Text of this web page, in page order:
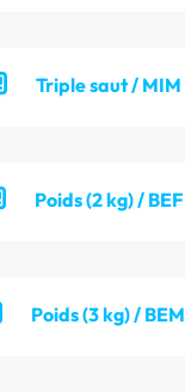
Triple saut / MIM
Poids (2 kg) / BEF
Poids (3 kg) / BEM